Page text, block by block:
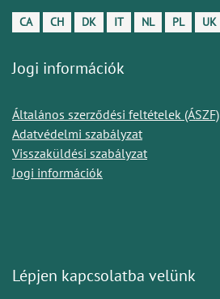
CA CH DK IT NL PL UK
Jogi információk
Általános szerződési feltételek (ÁSZF)
Adatvédelmi szabályzat
Visszaküldési szabályzat
Jogi információk
Lépjen kapcsolatba velünk